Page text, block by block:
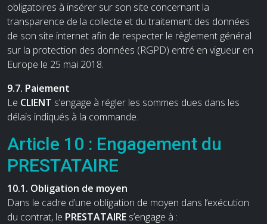
obligatoires à insérer sur son site concernant la
transparence de la collecte et du traitement des données
de son site internet afin de respecter le règlement général
sur la protection des données (RGPD) entré en vigueur en
Europe le 25 mai 2018.
9.7. Paiement
Le CLIENT s’engage à régler les sommes dues dans les
délais indiqués à la commande.
Article 10 : Engagement du
PRESTATAIRE
10.1. Obligation de moyen
Dans le cadre d’une obligation de moyen dans l’exécution
du contrat, le PRESTATAIRE s’engage à :